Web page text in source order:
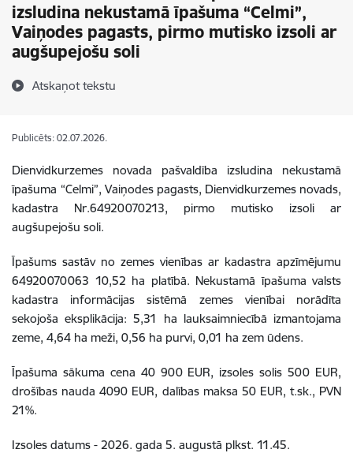
izsludina nekustamā īpašuma “Celmi”,
Vaiņodes pagasts, pirmo mutisko izsoli ar
augšupejošu soli
Atskaņot tekstu
Publicēts: 02.07.2026.
Dienvidkurzemes novada pašvaldība izsludina nekustamā
īpašuma “Celmi”, Vaiņodes pagasts, Dienvidkurzemes novads,
kadastra Nr.64920070213, pirmo mutisko izsoli ar
augšupejošu soli.
Īpašums sastāv no zemes vienības ar kadastra apzīmējumu
64920070063 10,52 ha platībā. Nekustamā īpašuma valsts
kadastra informācijas sistēmā zemes vienībai norādīta
sekojoša eksplikācija: 5,31 ha lauksaimniecībā izmantojama
zeme, 4,64 ha meži, 0,56 ha purvi, 0,01 ha zem ūdens.
Īpašuma sākuma cena 40 900 EUR, izsoles solis 500 EUR,
drošības nauda 4090 EUR, dalības maksa 50 EUR, t.sk., PVN
21%.
Izsoles datums - 2026. gada 5. augustā plkst. 11.45.